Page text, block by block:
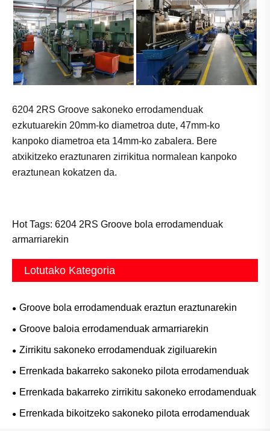
6204 2RS Groove sakoneko errodamenduak
ezkutuarekin 20mm-ko diametroa dute, 47mm-ko
kanpoko diametroa eta 14mm-ko zabalera. Bere
atxikitzeko eraztunaren zirrikitua normalean kanpoko
eraztunean kokatzen da.
Hot Tags: 6204 2RS Groove bola errodamenduak
armarriarekin
Lotutako Kategoria
Groove bola errodamenduak eraztun eraztunarekin
Groove baloia errodamenduak armarriarekin
Zirrikitu sakoneko errodamenduak zigiluarekin
Errenkada bakarreko sakoneko pilota errodamenduak
Errenkada bakarreko zirrikitu sakoneko errodamenduak
Errenkada bikoitzeko sakoneko pilota errodamenduak